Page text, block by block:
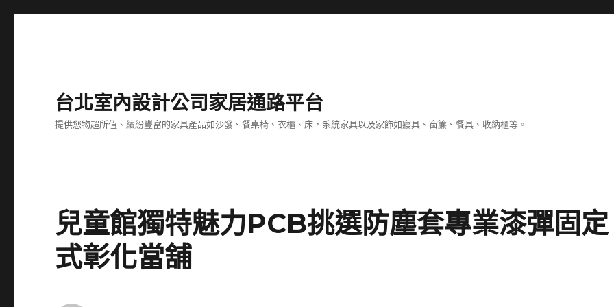
台北室內設計公司家居通路平台
提供您物超所值、繽紛豐富的家具產品如沙發、餐桌椅、衣櫃、床，系統家具以及家飾如寢具、窗簾、餐具、收納櫃等。
兒童館獨特魅力PCB挑選防塵套專業漆彈固定
式彰化當舖